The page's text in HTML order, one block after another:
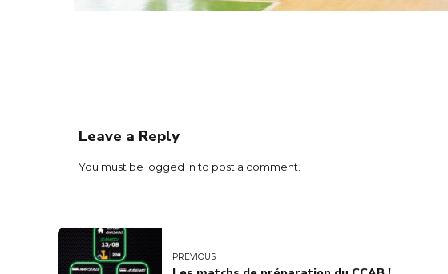
Leave a Reply
You must be logged into post a comment.
PREVIOUS